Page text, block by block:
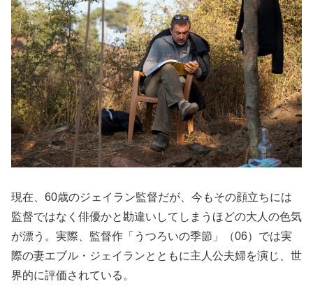
現在、60歳のジェイラン監督だが、今もその顔立ちには
監督ではなく俳優かと勘違いしてしまうほどの大人の色気
が漂う。実際、監督作「うつろいの季節」（06）では実
際の妻エブル・ジェイランとともに主人公夫婦を演じ、世
界的に評価されている。